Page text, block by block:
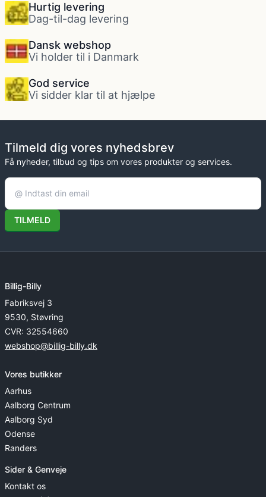
Hurtig levering
Dag-til-dag levering
Dansk webshop
Vi holder til i Danmark
God service
Vi sidder klar til at hjælpe
Tilmeld dig vores nyhedsbrev
Få nyheder, tilbud og tips om vores produkter og services.
TILMELD
Billig-Billy
Fabriksvej 3
9530, Støvring
CVR: 32554660
webshop@billig-billy.dk
Vores butikker
Aarhus
Aalborg Centrum
Aalborg Syd
Odense
Randers
Sider & Genveje
Kontakt os